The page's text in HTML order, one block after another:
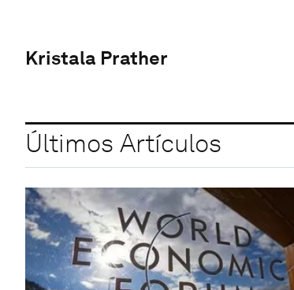
Kristala Prather
Últimos Artículos